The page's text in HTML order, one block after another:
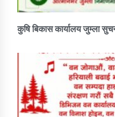
कुषि बिकास कार्यालय जुम्ला